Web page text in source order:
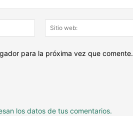
Correo
electrónico:*
para la próxima vez que comente.
los datos de tus comentarios.